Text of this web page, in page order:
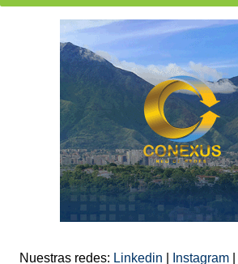
Nuestras redes: Linkedin Instagram